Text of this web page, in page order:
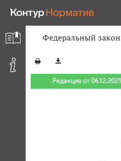
Федеральный
Редакция от